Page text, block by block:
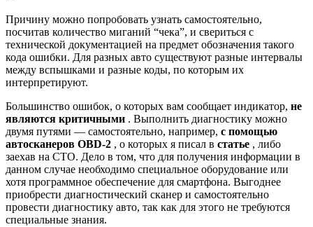
Причину можно попробовать узнать самостоятельно,
посчитав количество миганий “чека”, и свериться с
технической документацией на предмет обозначения такого
кода ошибки. Для разных авто существуют разные интервалы
между вспышками и разные коды, по которым их
интерпретируют.
Большинство ошибок, о которых вам сообщает индикатор, не
являются критичными . Выполнить диагностику можно
двумя путями — самостоятельно, например, с помощью
автосканеров OBD-2 , о которых я писал в статье , либо
заехав на СТО. Дело в том, что для получения информации в
данном случае необходимо специальное оборудование или
хотя программное обеспечение для смартфона. Выгоднее
приобрести диагностический сканер и самостоятельно
провести диагностику авто, так как для этого не требуются
специальные знания.